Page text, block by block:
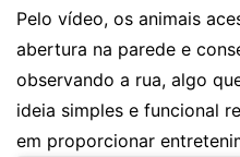
Pelo vídeo, os animais
abertura na parede e
observando a rua, algo
ideia simples e funcional
em proporcionar